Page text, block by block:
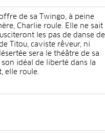
de sa Twingo, à peine
Charlie roule. Elle ne sait
les pas de danse de
Titou, caviste rêveur, ni
sera le théâtre de sa
idéal de liberté dans la
elle roule.